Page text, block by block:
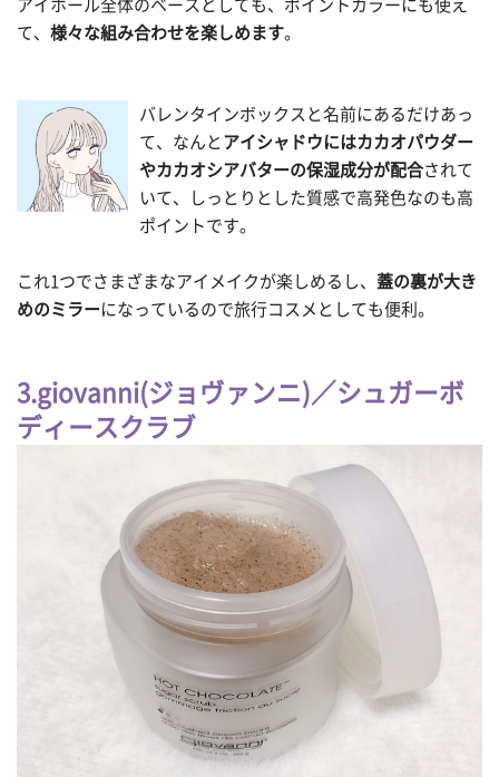
アイホール全体のベースとしても、ポイントカラーにも使え
て、 様々な組み合わせを楽しめます。
バレンタインボックスと名前にあるだけあっ
て、なんと アイシャドウにはカカオパウダー
やカカオシアバターの保湿成分が配合されて
いて、しっとりとした質感で高発色なのも高
ポイントです。
これ1つでさまざまなアイメイクが楽しめるし、 蓋の裏が大き
めのミラー になっているので旅行コスメとしても便利。
3.giovanni(ジョヴァンニ)／シュガーボ
ディースクラブ